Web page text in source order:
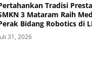
Tradisi
3 Mataram Raih
Bidang Robotics di
Provinsi 2026
31, 2026